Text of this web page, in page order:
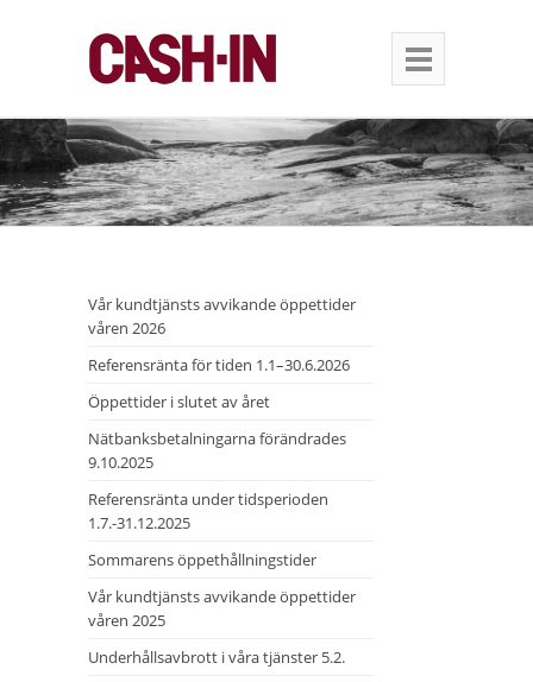
Vår kundtjänsts avvikande öppettider
våren 2026
Referensränta för tiden 1.1–30.6.2026
Öppettider i slutet av året
Nätbanksbetalningarna förändrades
9.10.2025
Referensränta under tidsperioden
1.7.-31.12.2025
Sommarens öppethållningstider
Vår kundtjänsts avvikande öppettider
våren 2025
Underhållsavbrott i våra tjänster 5.2.